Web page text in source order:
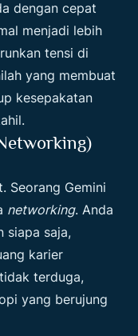
dengan cepat
menjadi lebih
tensi di
yang membuat
kesepakatan
Seorang Gemini
networking. Anda
siapa saja,
karier
terduga,
yang berujung